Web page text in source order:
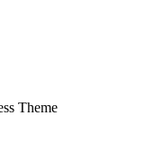
Theme